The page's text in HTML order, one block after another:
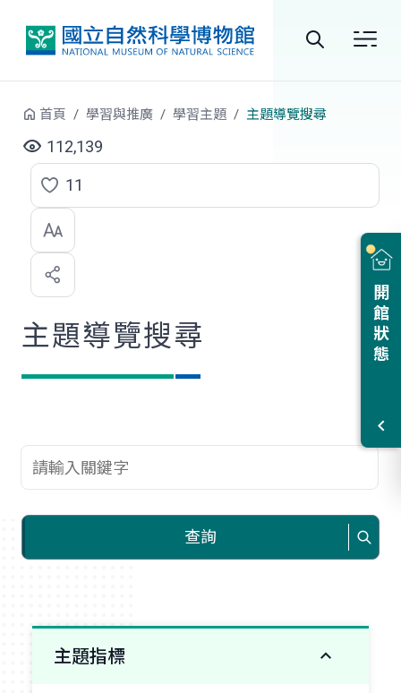
站
尋
開館狀態
首頁 學習與推廣 學習主題 主題導覽搜尋
112,139
點
選
喜
歡
11
主題導覽搜尋
查詢關鍵字
查詢
主題指標